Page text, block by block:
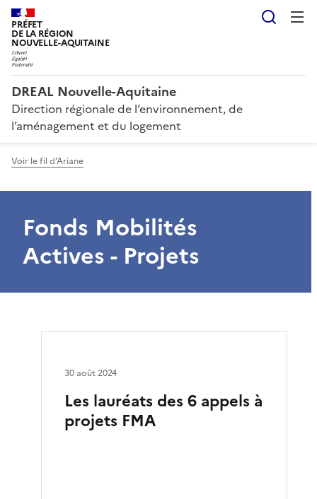
PRÉFET
DE LA RÉGION
NOUVELLE-AQUITAINE
DREAL Nouvelle-Aquitaine
Direction régionale de l’environnement, de
l’aménagement et du logement
Voir le fil d'Ariane
Fonds Mobilités
Actives - Projets
Les lauréats des 6 appels à
projets FMA
30 août 2024